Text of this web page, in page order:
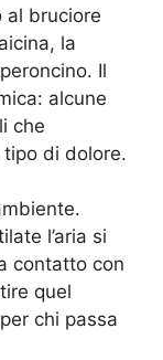
al bruciore
la
Il
alcune
che
di dolore.
l’aria si
contatto con
quel
chi passa